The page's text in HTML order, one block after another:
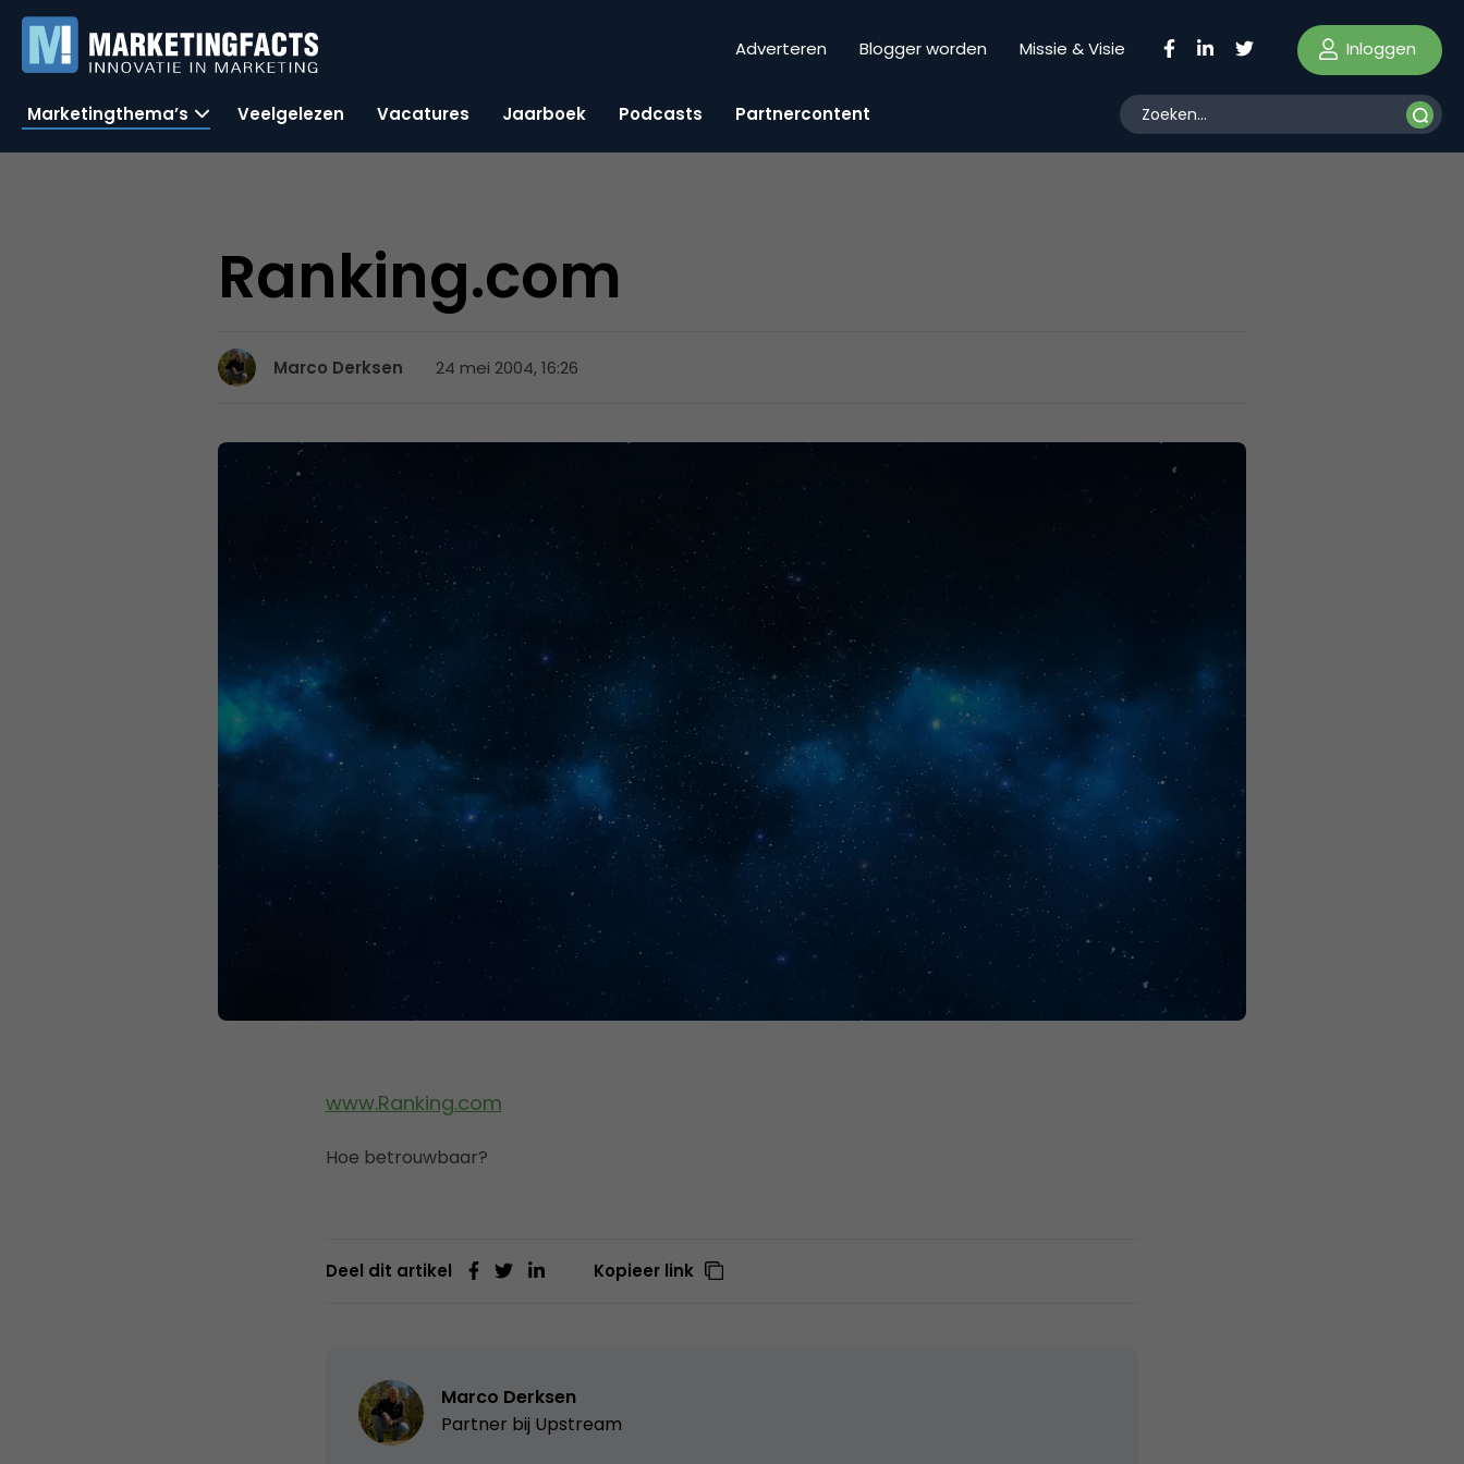
Adverteren Blogger worden Missie & Visie Inloggen
Marketingthema’s Veelgelezen Vacatures Jaarboek Podcasts Partnercontent
Ranking.com
Marco Derksen 24 mei 2004, 16:26
www.Ranking.com
Hoe betrouwbaar?
Deel dit artikel Kopieer link
Marco Derksen
Partner bij Upstream